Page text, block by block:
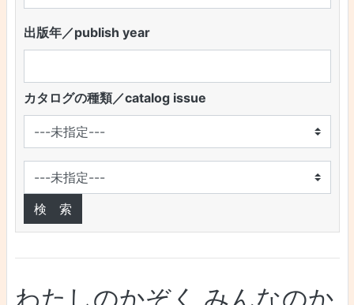
出版年／publish year
カタログの種類／catalog issue
わたしのかぞく みんなのか